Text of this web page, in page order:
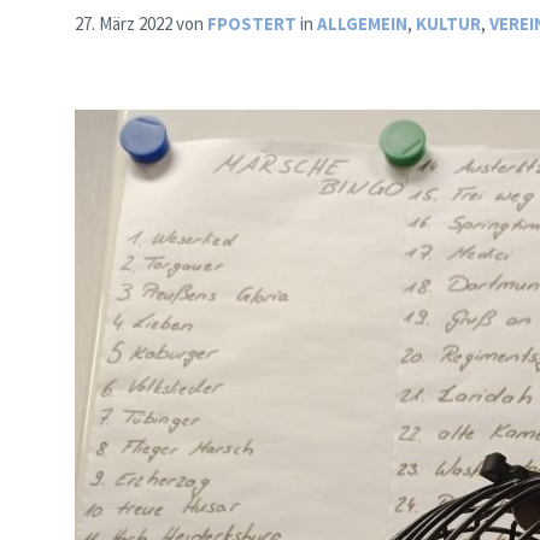
27. März 2022von FPOSTERT in ALLGEMEIN, KULTUR,